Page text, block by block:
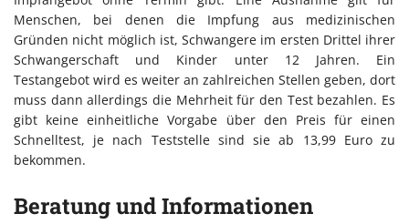
Menschen, bei denen die Impfung aus medizinischen
Gründen nicht möglich ist, Schwangere im ersten Drittel ihrer
Schwangerschaft und Kinder unter 12 Jahren. Ein
Testangebot wird es weiter an zahlreichen Stellen geben, dort
muss dann allerdings die Mehrheit für den Test bezahlen. Es
gibt keine einheitliche Vorgabe über den Preis für einen
Schnelltest, je nach Teststelle sind sie ab 13,99 Euro zu
bekommen.
Beratung und Informationen